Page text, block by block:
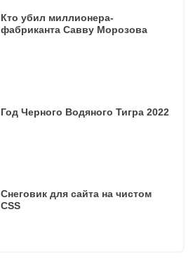
Кто убил миллионера-
фабриканта Савву Морозова
Год Черного Водяного Тигра 2022
Снеговик для сайта на чистом
CSS